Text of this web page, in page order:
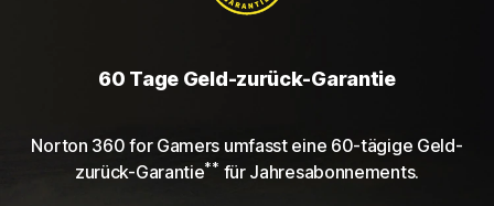
60 Tage Geld-zurück-Garantie
Norton 360 for Gamers umfasst eine 60-tägige Geld-
zurück-Garantie** für Jahresabonnements.